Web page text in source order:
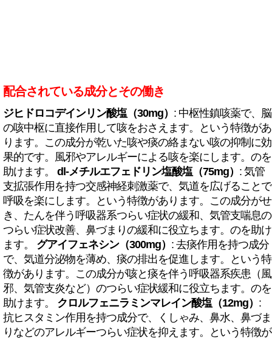
配合されている成分とその働き
ジヒドロコデインリン酸塩（30mg） : 中枢性鎮咳薬で、脳
の咳中枢に直接作用して咳をおさえます。という特徴があ
ります。この成分が乾いた咳や痰の絡まない咳の抑制に効
果的です。風邪やアレルギーによる咳を楽にします。のを
助けます。 dl-メチルエフェドリン塩酸塩（75mg） : 気管
支拡張作用を持つ交感神経刺激薬で、気道を広げることで
呼吸を楽にします。という特徴があります。この成分がせ
き、たんを伴う呼吸器系つらい症状の緩和、気管支喘息の
つらい症状改善、鼻づまりの緩和に役立ちます。のを助け
ます。 グアイフェネシン（300mg） : 去痰作用を持つ成分
で、気道分泌物を薄め、痰の排出を促進します。という特
徴があります。この成分が咳と痰を伴う呼吸器系疾患（風
邪、気管支炎など）のつらい症状緩和に役立ちます。のを
助けます。 クロルフェニラミンマレイン酸塩（12mg） :
抗ヒスタミン作用を持つ成分で、くしゃみ、鼻水、鼻づま
りなどのアレルギーつらい症状を抑えます。という特徴が